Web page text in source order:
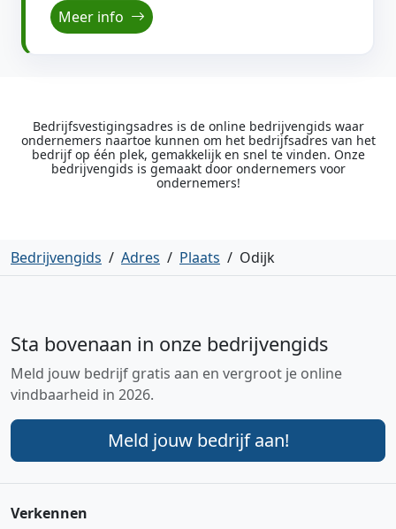
Meer info
Bedrijfsvestigingsadres is de online bedrijvengids waar
ondernemers naartoe kunnen om het bedrijfsadres van het
bedrijf op één plek, gemakkelijk en snel te vinden. Onze
bedrijvengids is gemaakt door ondernemers voor
ondernemers!
Bedrijvengids / Adres / Plaats / Odijk
Sta bovenaan in onze bedrijvengids
Meld jouw bedrijf gratis aan en vergroot je online
vindbaarheid in 2026.
Meld jouw bedrijf aan!
Verkennen